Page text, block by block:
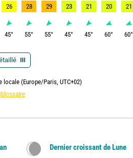
26 28 29 23 21 20 21
45° 55° 55° 45° 45° 60° 60°
locale (Europe/Paris, UTC+02)
Glossaire
Dernier croissant de Lune